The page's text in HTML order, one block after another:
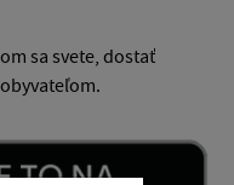
sa svete, dostať